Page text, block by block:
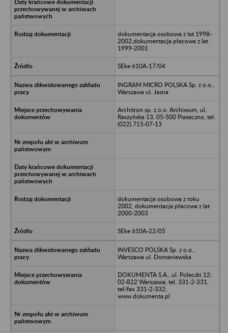
dokumentacja osobowa z lat 1998-
2002,dokumentacja płacowa z lat
1999-2001
SEke 610A-17/04
INGRAM MICRO POLSKA Sp. z o.o.,
Warszawa ul. Jasna
Architron sp. z o.o. Archiwum, ul.
Raszyńska 13, 05-500 Piaseczno, tel:
(022) 715-07-13
dokumentacja osobowa z roku
2002, dokumentacja płacowa z lat
2000-2003
SEke 610A-22/05
INVESCO POLSKA Sp. z o.o.,
Warszawa ul. Domaniewska
DOKUMENTA S.A., ul. Poleczki 12;
02-822 Warszawa; tel. 331-2-331,
tel/fax 331-2-332;
www.dokumenta.pl